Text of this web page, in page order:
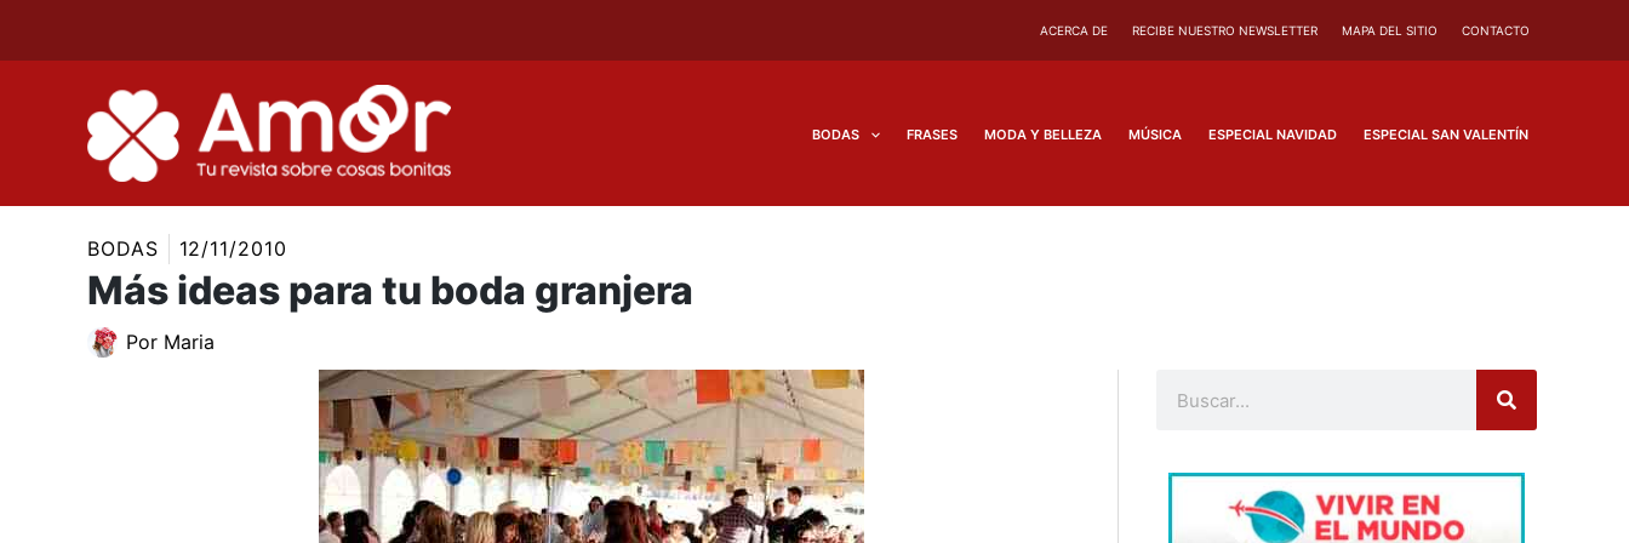
ACERCA DE RECIBE NUESTRO NEWSLETTER MAPA DEL SITIO CONTACTO
BODAS FRASES MODA Y BELLEZA MÚSICA ESPECIAL NAVIDAD ESPECIAL SAN VALENTÍN
BODAS 12/11/2010
Más ideas para tu boda granjera
Por Maria